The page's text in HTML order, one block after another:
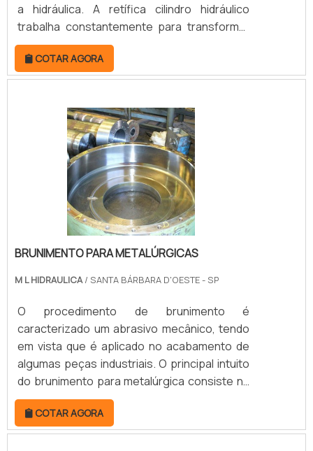
a hidráulica. A retífica cilindro hidráulico
trabalha constantemente para transformar
força em energia mecânica. Entretanto, ao
longo do tempo de uso e por conta do
desgaste, a peça acaba necessitando ser
mau funcionamento, deve-se acionar
imediatamente a retificação, para que o
desempenho da peça não seja interrompido.
COTAR AGORA
BRUNIMENTO PARA METALÚRGICAS
M L HIDRAULICA/ SANTA BÁRBARA D'OESTE - SP
O procedimento de brunimento é
caracterizado um abrasivo mecânico, tendo
em vista que é aplicado no acabamento de
algumas peças industriais. O principal intuito
do brunimento para metalúrgica consiste na
recuperação e na melhora do acabamento
de componentes metálicos de furto, como
camisas para cilindros, por exemplo.FEITO
COTAR AGORA